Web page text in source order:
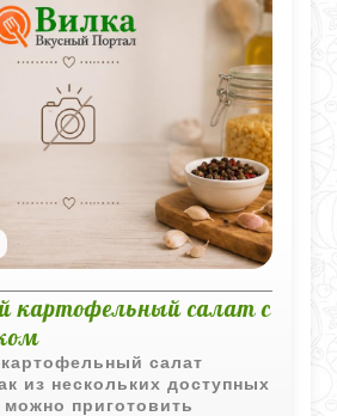
картофельный салат с
салат
из нескольких доступных
можно приготовить